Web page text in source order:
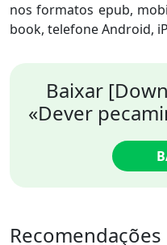
nos formatos epub,
book, telefone Android,
Baixar
«Dever
Recomendações